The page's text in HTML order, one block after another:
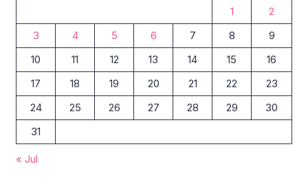
1
2
3
4 5 6 7 8
9
10
11 12 13 14 15
16
17
18 19 20 21 22
23
24
25 26 27 28 29
30
31
« Jul